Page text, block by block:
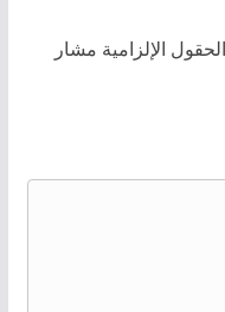
الحقول الإلزامية مشار